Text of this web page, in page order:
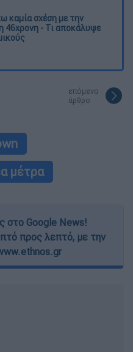
καμία σχέση με την
46χρονη - Τι αποκάλυψε
επόμενο
άρθρο
μέτρα
στο Google News!
προς λεπτό, με την